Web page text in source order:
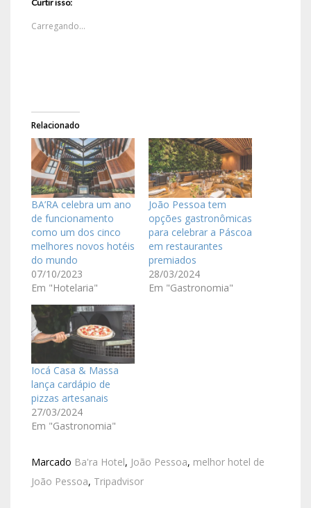
Curtir isso:
Carregando...
Relacionado
BA’RA celebra um ano
de funcionamento
como um dos cinco
melhores novos hotéis
do mundo
07/10/2023
Em "Hotelaria"
João Pessoa tem
opções gastronômicas
para celebrar a Páscoa
em restaurantes
premiados
28/03/2024
Em "Gastronomia"
Iocá Casa & Massa
lança cardápio de
pizzas artesanais
27/03/2024
Em "Gastronomia"
Marcado Ba'ra Hotel, João Pessoa, melhor hotel de
João Pessoa, Tripadvisor